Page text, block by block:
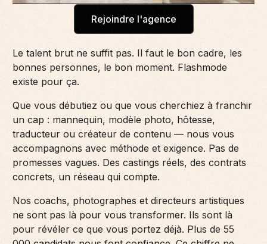
Rejoindre l'agence
Le talent brut ne suffit pas. Il faut le bon cadre, les
bonnes personnes, le bon moment. Flashmode
existe pour ça.
Que vous débutiez ou que vous cherchiez à franchir
un cap : mannequin, modèle photo, hôtesse,
traducteur ou créateur de contenu — nous vous
accompagnons avec méthode et exigence. Pas de
promesses vagues. Des castings réels, des contrats
concrets, un réseau qui compte.
Nos coachs, photographes et directeurs artistiques
ne sont pas là pour vous transformer. Ils sont là
pour révéler ce que vous portez déjà. Plus de 55